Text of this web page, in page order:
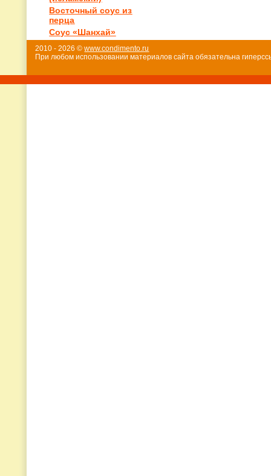
Восточный соус из
перца
Соус «Шанхай»
2010 - 2026 ©www.condimento.ru
При любом использовании материалов сайта обязательна